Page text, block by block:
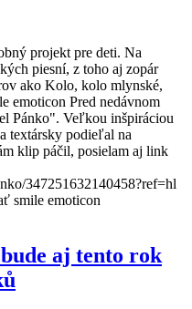
projekt pre deti. Na
piesní, z toho aj zopár
ako Kolo, kolo mlynské,
emoticon Pred nedávnom
Pánko". Veľkou inšpiráciou
textársky podieľal na
klip páčil, posielam aj link
347251632140458?ref=hl
smile emoticon
aj tento rok